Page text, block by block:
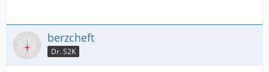
berzcheft
Dr. S2K